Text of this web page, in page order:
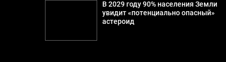
В 2029 году 90% населения Земли
увидит «потенциально опасный»
астероид